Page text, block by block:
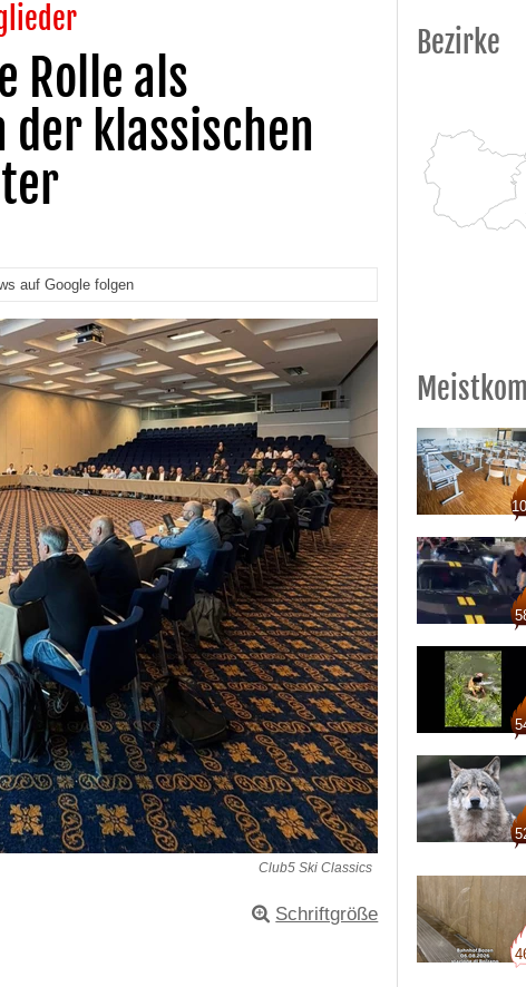
Rolle als
klassischen
auf Google folgen
Club5 Ski Classics
Schriftgröße
Bezirke